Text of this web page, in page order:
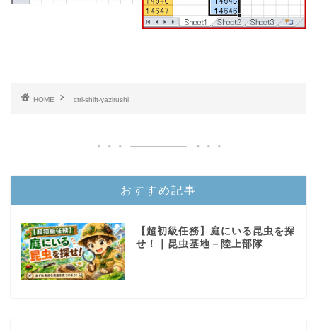
HOME ctrl-shift-yazirushi
おすすめ記事
【超初級任務】庭にいる昆虫を探
せ！｜昆虫基地－陸上部隊